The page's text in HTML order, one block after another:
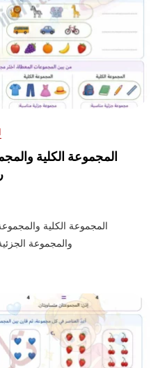
المجموعة الكلية
المجموعة الكلية
والمجموعة